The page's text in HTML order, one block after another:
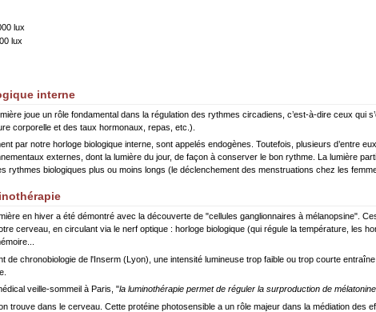
lux
lux
interne
joue un rôle fondamental dans la régulation des rythmes circadiens, c’est-à-dire ceux qui
corporelle et des taux hormonaux, repas, etc.).
par notre horloge biologique interne, sont appelés endogènes. Toutefois, plusieurs d’entre
externes, dont la lumière du jour, de façon à conserver le bon rythme. La lumière
rythmes biologiques plus ou moins longs (le déclenchement des menstruations chez les
en hiver a été démontré avec la découverte de "cellules ganglionnaires à mélanopsine".
cerveau, en circulant via le nerf optique : horloge biologique (qui régule la température, les
de chronobiologie de l'Inserm (Lyon), une intensité lumineuse trop faible ou trop courte
veille-sommeil à Paris, "la luminothérapie permet de réguler la surproduction de
trouve dans le cerveau. Cette protéine photosensible a un rôle majeur dans la médiation des